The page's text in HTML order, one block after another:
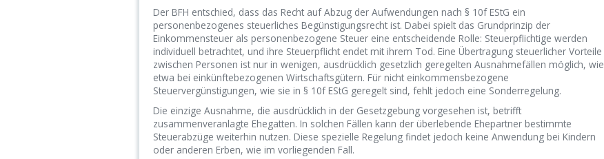
Der BFH entschied, dass das Recht auf Abzug der Aufwendungen nach § 10f EStG ein
personenbezogenes steuerliches Begünstigungsrecht ist. Dabei spielt das Grundprinzip der
Einkommensteuer als personenbezogene Steuer eine entscheidende Rolle: Steuerpflichtige werden
individuell betrachtet, und ihre Steuerpflicht endet mit ihrem Tod. Eine Übertragung steuerlicher Vorteile
zwischen Personen ist nur in wenigen, ausdrücklich gesetzlich geregelten Ausnahmefällen möglich, wie
etwa bei einkünftebezogenen Wirtschaftsgütern. Für nicht einkommensbezogene
Steuervergünstigungen, wie sie in § 10f EStG geregelt sind, fehlt jedoch eine Sonderregelung.
Die einzige Ausnahme, die ausdrücklich in der Gesetzgebung vorgesehen ist, betrifft
zusammenveranlagte Ehegatten. In solchen Fällen kann der überlebende Ehepartner bestimmte
Steuerabzüge weiterhin nutzen. Diese spezielle Regelung findet jedoch keine Anwendung bei Kindern
oder anderen Erben, wie im vorliegenden Fall.